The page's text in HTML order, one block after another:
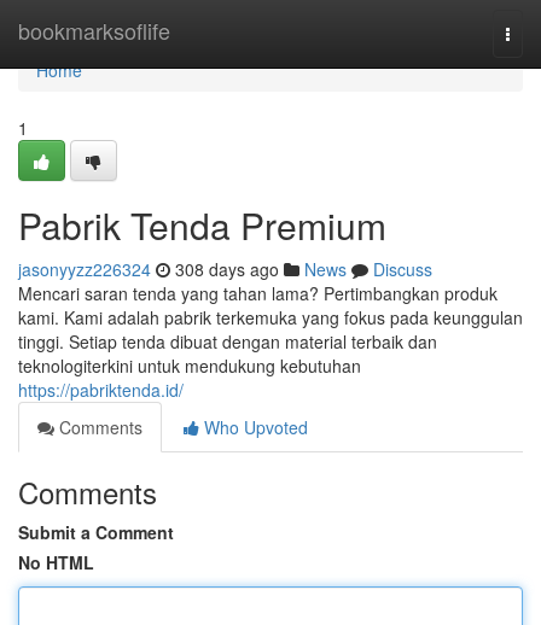
bookmarksoflife
Home
Home
1
Pabrik Tenda Premium
jasonyyzz226324 308 days ago News
Discuss
Mencari saran tenda yang tahan lama? Pertimbangkan produk
kami. Kami adalah pabrik terkemuka yang fokus pada keunggulan
tinggi. Setiap tenda dibuat dengan material terbaik dan
teknologiterkini untuk mendukung kebutuhan
https://pabriktenda.id/
Comments
Who Upvoted
Comments
Submit a Comment
No HTML